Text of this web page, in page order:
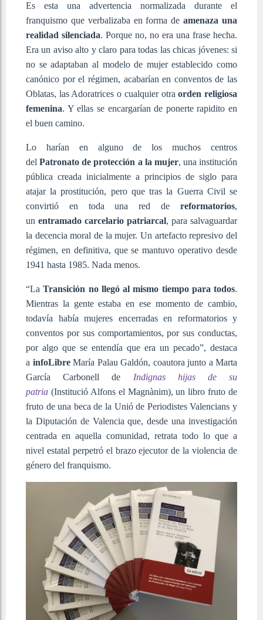
Es esta una advertencia normalizada durante el
franquismo que verbalizaba en forma deamenaza una
realidad silenciada. Porque no, no era una frase hecha.
Era un aviso alto y claro para todas las chicas jóvenes: si
no se adaptaban al modelo de mujer establecido como
canónico por el régimen, acabarían en conventos de las
Oblatas, las Adoratrices o cualquier otraorden religiosa
femenina. Y ellas se encargarían de ponerte rapidito en
el buen camino.
Lo harían en alguno de los muchos centros
delPatronato de protección a la mujer, una institución
pública creada inicialmente a principios de siglo para
atajar la prostitución, pero que tras la Guerra Civil se
convirtió en toda una red de reformatorios,
un entramado carcelario patriarcal, para salvaguardar
la decencia moral de la mujer. Un artefacto represivo del
régimen, en definitiva, que se mantuvo operativo desde
1941 hasta 1985. Nada menos.
“LaTransición no llegó al mismo tiempo para todos.
Mientras la gente estaba en ese momento de cambio,
todavía había mujeres encerradas en reformatorios y
conventos por sus comportamientos, por sus conductas,
por algo que se entendía que era un pecado”, destaca
a infoLibre María Palau Galdón, coautora junto a Marta
García Carbonell de Indignas hijas de su
patria (Institució Alfons el Magnànim), un libro fruto de
fruto de una beca de la Unió de Periodistes Valencians y
la Diputación de Valencia que, desde una investigación
centrada en aquella comunidad, retrata todo lo que a
nivel estatal perpetró el brazo ejecutor de la violencia de
género del franquismo.